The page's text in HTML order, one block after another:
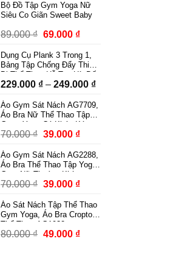
Bộ Đồ Tập Gym Yoga Nữ
Siêu Co Giãn Sweet Baby
89.000₫ Giá
là:
89.000 ₫.
69.000 ₫Giá
tại
là:
69.000 ₫.
Dụng Cụ Plank 3 Trong 1,
Bảng Tập Chống Đẩy Thiết
Bị Thể Thao Hỗ Trợ Hít Đất
Squat Tập Bụng Có Dây
229.000 ₫ – 249.000 ₫Khoảng
từ
Áo Gym Sát Nách AG7709,
Áo Bra Nữ Thể Thao Tập
Gym, Yoga Có Khóa Kéo
Kèm Mút Ngực Thời Trang
70.000₫ Giá
là:
70.000 ₫.
39.000 ₫Giá
tại
là:
39.000 ₫.
Áo Gym Sát Nách AG2288,
Áo Bra Thể Thao Tập Yoga
Gym Nữ Thoáng Khí
70.000₫ Giá
là:
70.000 ₫.
39.000 ₫Giá
tại
là:
39.000 ₫.
Áo Sát Nách Tập Thể Thao
Gym Yoga, Áo Bra Croptop
Thể Thao AG1932
80.000₫ Giá
49.000 ₫Giá